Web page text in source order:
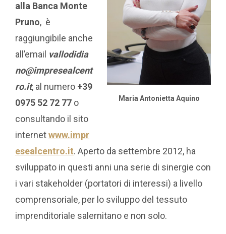
Maria Antonietta Aquino
alla Banca Monte
Pruno, è
raggiungibile anche
all’email vallodidia
no@impresealcent
ro.it, al numero +39
0975 52 72 77 o
consultando il sito
internetwww.impr
esealcentro.it. Aperto da settembre 2012, ha
sviluppato in questi anni una serie di sinergie con
i vari stakeholder (portatori di interessi) a livello
comprensoriale, per lo sviluppo del tessuto
imprenditoriale salernitano e non solo.